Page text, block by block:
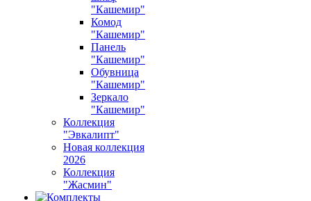
"Кашемир"
Комод
"Кашемир"
Панель
"Кашемир"
Обувница
"Кашемир"
Зеркало
"Кашемир"
Коллекция
"Эвкалипт"
Новая коллекция
2026
Коллекция
"Жасмин"